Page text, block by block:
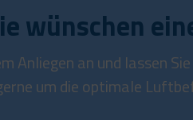
wünschen
Anliegen an und lassen
um die optimale